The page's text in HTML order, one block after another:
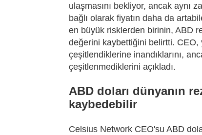
ulaşmasını bekliyor, ancak aynı
bağlı olarak fiyatın daha da
en büyük risklerden birinin, ABD
değerini kaybettiğini belirtti. CEO,
çeşitlendiklerine inandıklarını,
çeşitlenmediklerini açıkladı.
ABD doları dünyanın
kaybedebilir
Celsius Network CEO'su ABD